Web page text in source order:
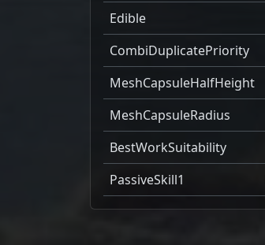
Edible
CombiDuplicatePriority
MeshCapsuleHalfHeight
MeshCapsuleRadius
BestWorkSuitability
PassiveSkill1